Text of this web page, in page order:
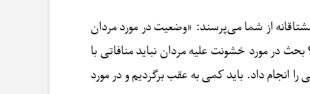
از شما می‌پرسند: «وضعیت در مورد مردان
در مورد خشونت علیه مردان نباید منافاتی با
انجام داد. باید کمی به عقب برگردیم و در مورد